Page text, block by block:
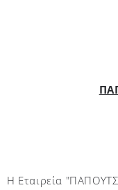
Η Εταιρεία